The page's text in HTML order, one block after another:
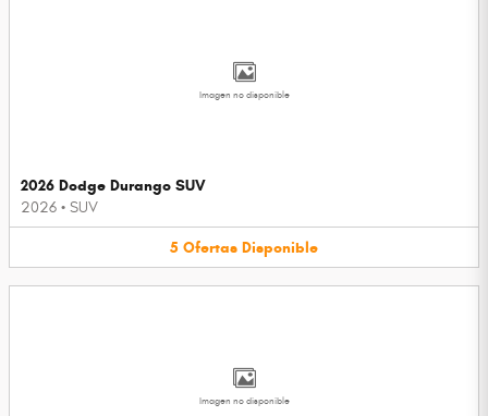
Imagen no disponible
2026 Dodge Durango SUV
2026 • SUV
5 Ofertas Disponible
Imagen no disponible